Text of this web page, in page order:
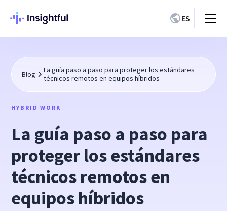
ES
Blog
La guía paso a paso para proteger los estándares
técnicos remotos en equipos híbridos
HYBRID WORK
La guía paso a paso para
proteger los estándares
técnicos remotos en
equipos híbridos